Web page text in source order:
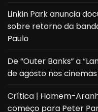
Linkin Park anuncia
sobre retorno da
Paulo
De “Outer Banks” a
de agosto nos
Crítica | Homem-
começo para Peter